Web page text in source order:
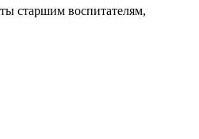
старшим воспитателям,